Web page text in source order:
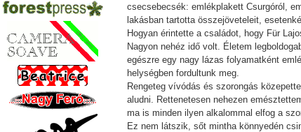
csecsebecsék: emlékplakett Csurgóról,
lakásban tartotta összejöveteleit,
Hogyan érintette a családot, hogy Für
Nagyon nehéz idő volt. Életem
egészre egy nagy lázas folyamatként
helységben fordultunk meg.
Rengeteg vívódás és szorongás
aludni. Rettenetesen nehezen
ma is minden ilyen alkalommal elfog a
Ez nem látszik, sőt mintha könnyedén